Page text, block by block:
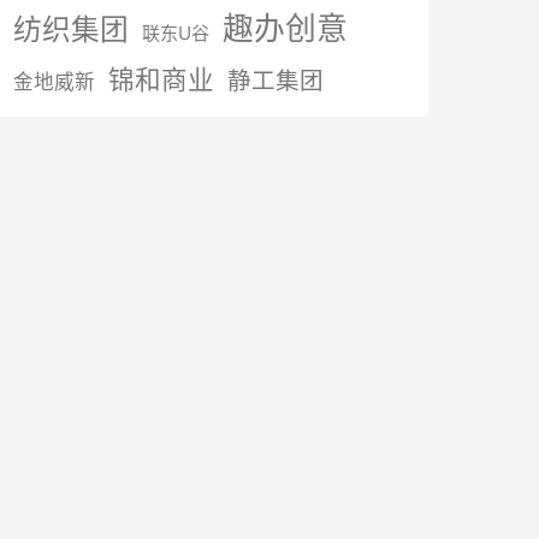
纺织集团 联东U谷 趣办创意
金地威新 锦和商业 静工集团